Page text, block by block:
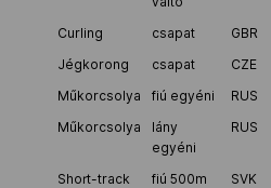
Curling csapat GBR
Jégkorong
csapat CZE
Műkorcsolya
fiú egyéni RUS
Műkorcsolya
lány
egyéni
RUS
Short-track fiú 500m SVK